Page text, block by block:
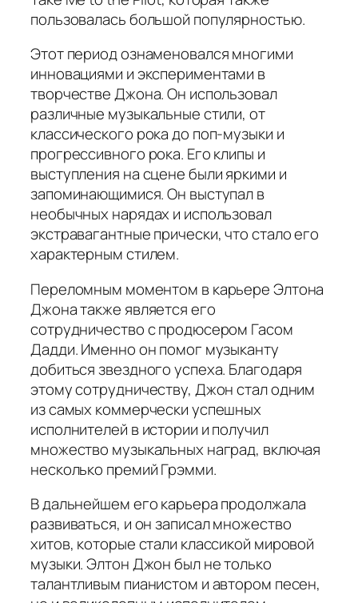
пользовалась большой популярностью.
Этот период ознаменовался многими
инновациями и экспериментами в
творчестве Джона. Он использовал
различные музыкальные стили, от
классического рока до поп-музыки и
прогрессивного рока. Его клипы и
выступления на сцене были яркими и
запоминающимися. Он выступал в
необычных нарядах и использовал
экстравагантные прически, что стало его
характерным стилем.
Переломным моментом в карьере Элтона
Джона также является его
сотрудничество с продюсером Гасом
Дадди. Именно он помог музыканту
добиться звездного успеха. Благодаря
этому сотрудничеству, Джон стал одним
из самых коммерчески успешных
исполнителей в истории и получил
множество музыкальных наград, включая
несколько премий Грэмми.
В дальнейшем его карьера продолжала
развиваться, и он записал множество
хитов, которые стали классикой мировой
музыки. Элтон Джон был не только
талантливым пианистом и автором песен,